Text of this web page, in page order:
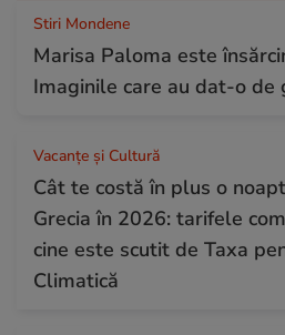
Stiri Mondene
Marisa Paloma este
Imaginile care au dat-o de
Vacanțe și Cultură
Cât te costă în plus o
Grecia în 2026: tarifele
cine este scutit de Taxa
Climatică